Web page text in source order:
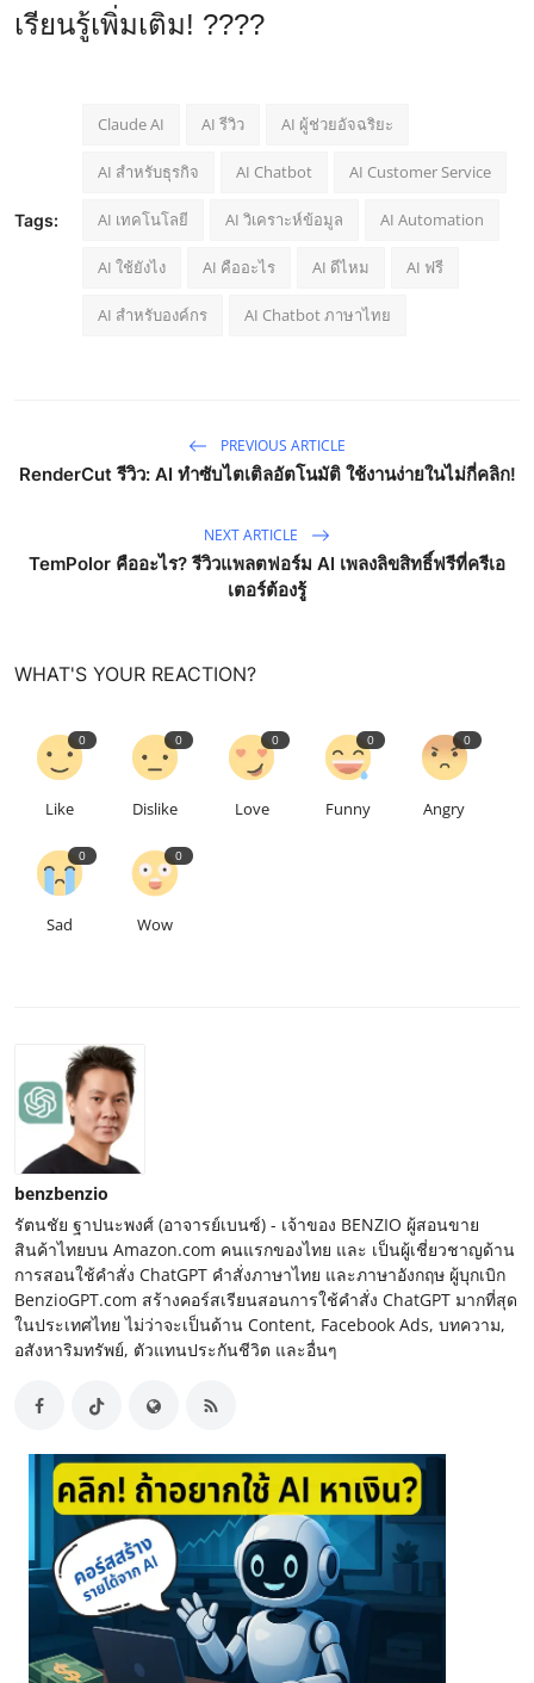
เรียนรู้เพิ่มเติม! ????
Tags:
Claude AI AI รีวิว AI ผู้ช่วยอัจฉริยะ
AI สำหรับธุรกิจ AI Chatbot AI Customer Service
AI เทคโนโลยี AI วิเคราะห์ข้อมูล AI Automation
AI ใช้ยังไง AI คืออะไร AI ดีไหม AI ฟรี
AI สำหรับองค์กร AI Chatbot ภาษาไทย
PREVIOUS ARTICLE
RenderCut รีวิว: AI ทำซับไตเติลอัตโนมัติ ใช้งานง่ายในไม่กี่คลิก!
NEXT ARTICLE
TemPolor คืออะไร? รีวิวแพลตฟอร์ม AI เพลงลิขสิทธิ์ฟรีที่ครีเอ
เตอร์ต้องรู้
WHAT'S YOUR REACTION?
0
Like
0
Dislike
0
Love
0
Funny
0
Angry
0
Sad
0
Wow
benzbenzio
รัตนชัย ฐาปนะพงศ์ (อาจารย์เบนซ์) - เจ้าของ BENZIO ผู้สอนขาย
สินค้าไทยบน Amazon.com คนแรกของไทย และ เป็นผู้เชี่ยวชาญด้าน
การสอนใช้คำสั่ง ChatGPT คำสั่งภาษาไทย และภาษาอังกฤษ ผู้บุกเบิก
BenzioGPT.com สร้างคอร์สเรียนสอนการใช้คำสั่ง ChatGPT มากที่สุด
ในประเทศไทย ไม่ว่าจะเป็นด้าน Content, Facebook Ads, บทความ,
อสังหาริมทรัพย์, ตัวแทนประกันชีวิต และอื่นๆ